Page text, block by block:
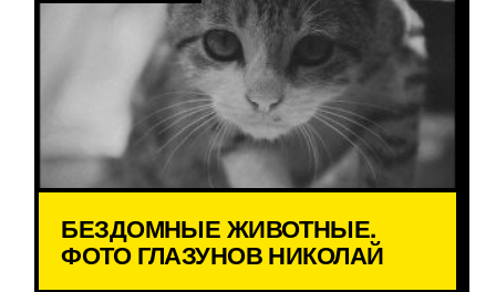
БЕЗДОМНЫЕ ЖИВОТНЫЕ.
ФОТО ГЛАЗУНОВ НИКОЛАЙ